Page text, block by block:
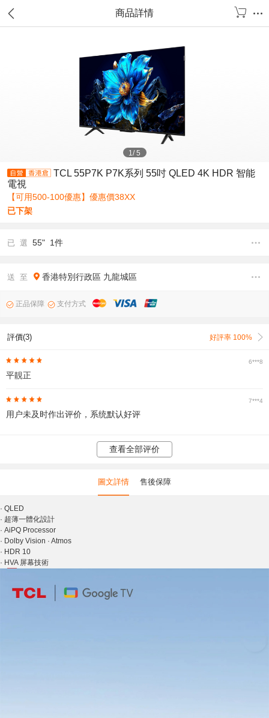
商品詳情
1/5
TCL 55P7K P7K系列 55吋 QLED 4K HDR 智能
電視
【可用500-100優惠】優惠價38XX
已下架
已 選 55" 1件
送 至 香港特別行政區 九龍城區
正品保障 支付方式
評價(3) 好評率 100%
6***8
平靚正
7***4
用户未及时作出评价，系统默认好评
查看全部评价
圖文詳情 售後保障
· QLED
· 超薄一體化設計
· AiPQ Processor
· Dolby Vision · Atmos
· HDR 10
· HVA 屏幕技術